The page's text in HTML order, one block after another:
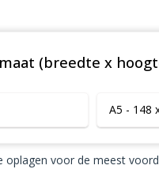
(breedte x
A5 - 148
voor de meest